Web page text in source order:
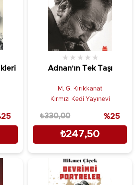
Adnan'ın Tek Taşı
★ ★ ★ ★ ★
M. G. Kırıkkanat
Kırmızı Kedi Yayınevi
₺247,50
₺330,00 %25